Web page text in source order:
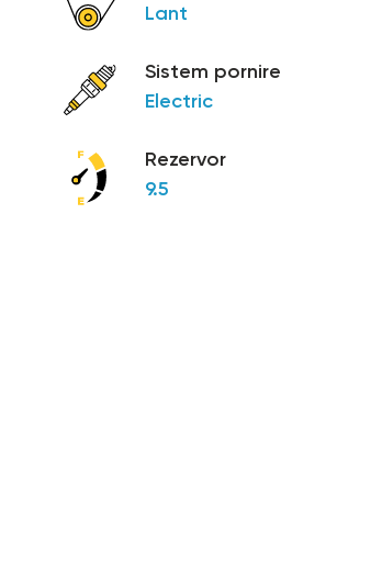
Lant
Sistem pornire
Electric
Rezervor
9.5